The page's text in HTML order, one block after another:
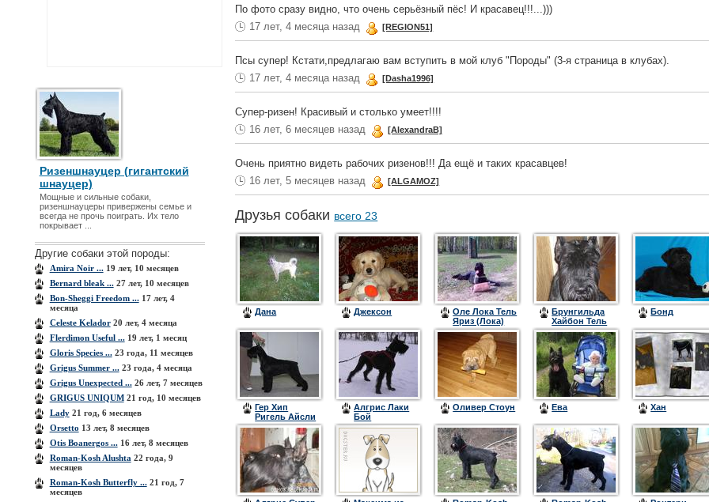
Ризеншнауцер (гигантский
шнауцер)
Мощные и сильные собаки,
ризеншнауцеры привержены семье и
всегда не прочь поиграть. Их тело
покрывает ...
Другие собаки этой породы:
Amira Noir ...19 лет, 10 месяцев
Bernard bleak ...27 лет, 10 месяцев
Bon-Sheggi Freedom ...17 лет, 4
месяца
Celeste Kelador20 лет, 4 месяца
Flerdimon Useful ...19 лет, 1 месяц
Gloris Species ...23 года, 11 месяцев
Grigus Summer ...23 года, 4 месяца
Grigus Unexpected ...26 лет, 7 месяцев
GRIGUS UNIQUM21 год, 10 месяцев
Lady21 год, 6 месяцев
Orsetto 13 лет, 8 месяцев
Otis Boanergos ...16 лет, 8 месяцев
Roman-Kosh Alushta 22 года, 9
месяцев
Roman-Kosh Butterfly ...21 год, 7
месяцев
По фото сразу видно, что очень серьёзный пёс! И красавец!!!...)))
17 лет, 4 месяца назад
[REGION51]
Псы супер! Кстати,предлагаю вам вступить в мой клуб "Породы" (3-я страница в клубах).
17 лет, 4 месяца назад
[Dasha1996]
Супер-ризен! Красивый и столько умеет!!!!
16 лет, 6 месяцев назад
[AlexandraB]
Очень приятно видеть рабочих ризенов!!! Да ещё и таких красавцев!
16 лет, 5 месяцев назад
[ALGAMOZ]
Друзья собаки всего 23
Дана Джексон
Оле Лока Тель
Яриз (Лока)
Брунгильда
Хайбон Тель
(Буча)
Бонд
Гер Хип
Ригель Айсли
Алгрис Лаки
Бой
Оливер Стоун Ева Хан